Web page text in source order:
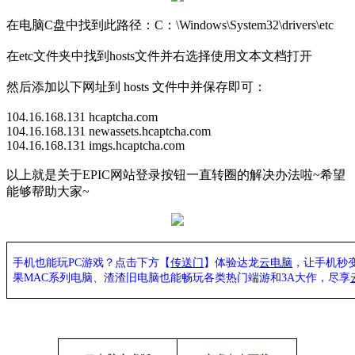
在电脑C盘中找到此路径：C：\Windows\System32\drivers\etc
在etc文件夹中找到hosts文件并右选择使用文本文档打开
然后添加以下网址到 hosts 文件中并保存即可：
104.16.168.131 hcaptcha.com
104.16.168.131 newassets.hcaptcha.com
104.16.168.131 imgs.hcaptcha.com
以上就是关于EPIC网站登录按钮一直转圈的解决办法啦~希望
能够帮助大家~
手机也能玩PC游戏？点击下方【传送门 】体验达龙云电脑 ，让手机秒
果MAC系列电脑、渣渣旧电脑也能畅玩各类热门端游和3A大作， 尽享